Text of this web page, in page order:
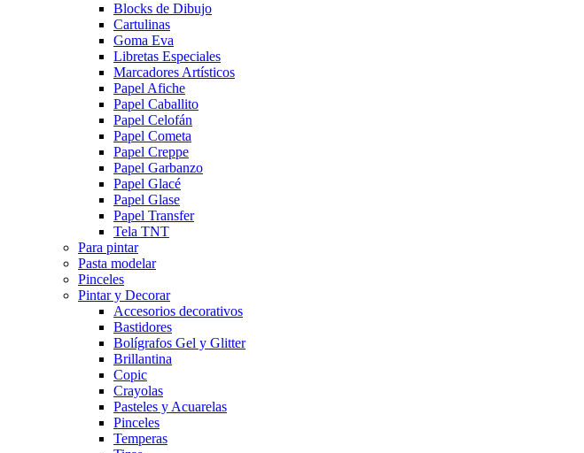
Blocks de Dibujo
Cartulinas
Goma Eva
Libretas Especiales
Marcadores Artísticos
Papel Afiche
Papel Caballito
Papel Celofán
Papel Cometa
Papel Creppe
Papel Garbanzo
Papel Glacé
Papel Glase
Papel Transfer
Tela TNT
Para pintar
Pasta modelar
Pinceles
Pintar y Decorar
Accesorios decorativos
Bastidores
Bolígrafos Gel y Glitter
Brillantina
Copic
Crayolas
Pasteles y Acuarelas
Pinceles
Temperas